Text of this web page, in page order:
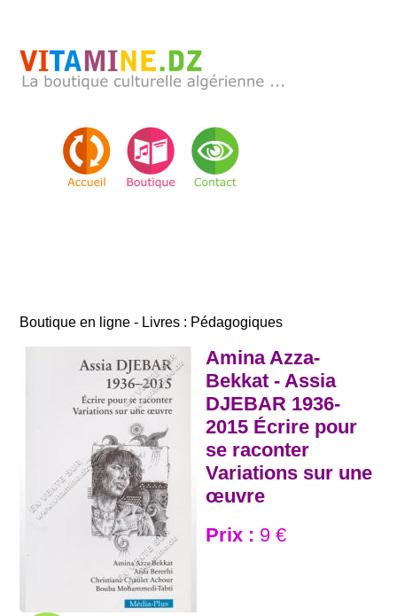
Boutique en ligne - Livres : Pédagogiques
Amina Azza-
Bekkat - Assia
DJEBAR 1936-
2015 Écrire pour
se raconter
Variations sur une
œuvre
Prix : 9 €